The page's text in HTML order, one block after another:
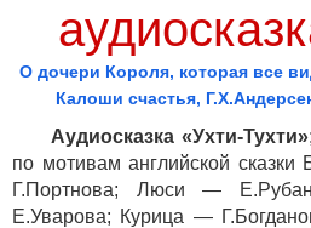
О дочери Короля, которая все
Калоши счастья,
Аудиосказка «Ухти-Тухти»
по мотивам английской сказки
Г.Портнова; Люси —
Е.Уварова; Курица —